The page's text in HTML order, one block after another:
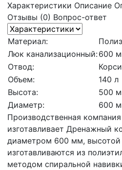
Характеристики Описание
Отзывы (0) Вопрос-ответ
Материал:
Люк канализационный:600
Отвод:
Объем:
140 л
Высота:
500
Диаметр:
600
Производственная
изготавливает Дренажный
диаметром 600 мм,
изготавливаются из
методом спиральной